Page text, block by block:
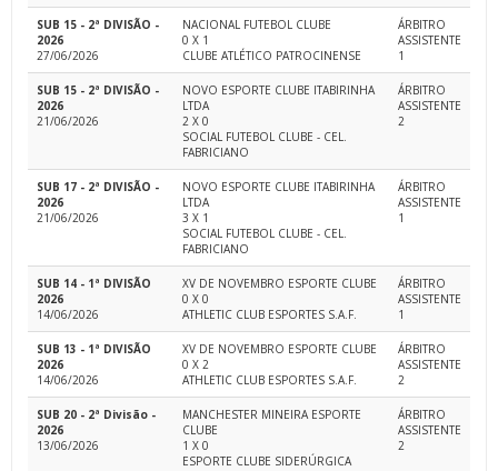
SUB 15 - 2ª DIVISÃO -
2026
27/06/2026
NACIONAL FUTEBOL CLUBE
0 X 1
CLUBE ATLÉTICO PATROCINENSE
ÁRBITRO
ASSISTENTE
1
SUB 15 - 2ª DIVISÃO -
2026
21/06/2026
NOVO ESPORTE CLUBE ITABIRINHA
LTDA
2 X 0
SOCIAL FUTEBOL CLUBE - CEL.
FABRICIANO
ÁRBITRO
ASSISTENTE
2
SUB 17 - 2ª DIVISÃO -
2026
21/06/2026
NOVO ESPORTE CLUBE ITABIRINHA
LTDA
3 X 1
SOCIAL FUTEBOL CLUBE - CEL.
FABRICIANO
ÁRBITRO
ASSISTENTE
1
SUB 14 - 1ª DIVISÃO
2026
14/06/2026
XV DE NOVEMBRO ESPORTE CLUBE
0 X 0
ATHLETIC CLUB ESPORTES S.A.F.
ÁRBITRO
ASSISTENTE
1
SUB 13 - 1ª DIVISÃO
2026
14/06/2026
XV DE NOVEMBRO ESPORTE CLUBE
0 X 2
ATHLETIC CLUB ESPORTES S.A.F.
ÁRBITRO
ASSISTENTE
2
SUB 20 - 2ª Divisão -
2026
13/06/2026
MANCHESTER MINEIRA ESPORTE
CLUBE
1 X 0
ESPORTE CLUBE SIDERÚRGICA
ÁRBITRO
ASSISTENTE
2